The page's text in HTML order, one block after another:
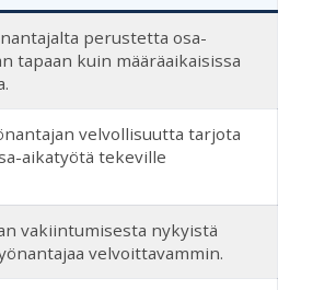
perustetta osa-
tapaan kuin määräaikaisissa
velvollisuutta tarjota
aikatyötä tekeville
vakiintumisesta nykyistä
velvoittavammin.